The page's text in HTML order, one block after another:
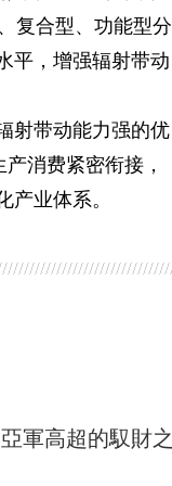
复合型、功能型分
平，增强辐射带动
射带动能力强的优
消费紧密衔接，
业体系。
軍高超的馭財之